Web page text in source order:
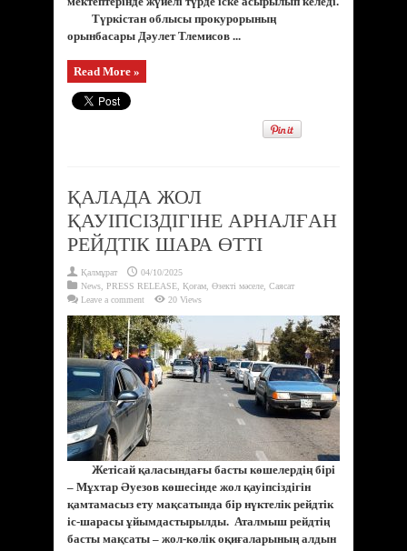
Түркістан облысы прокурорының
орынбасары Дәулет Тлемисов ...
Read More »
ҚАЛАДА ЖОЛ
ҚАУІПСІЗДІГІНЕ АРНАЛҒАН
РЕЙДТІК ШАРА ӨТТІ
Қалмұрат
04/10/2025
News PRESS RELEASE Қоғам Өзекті мәселе Саясат
Leave a comment
20 Views
Жетісай қаласындағы басты көшелердің бірі
– Мұхтар Әуезов көшесінде жол қауіпсіздігін
қамтамасыз ету мақсатында бір нүктелік рейдтік
іс-шарасы ұйымдастырылды. Аталмыш рейдтің
басты мақсаты – жол-көлік оқиғаларының алдын